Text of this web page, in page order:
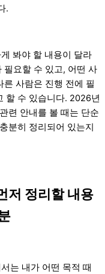
.
봐야 할 내용이 달라
필요할 수 있고, 어떤 사
사람은 진행 전에 필
할 수 있습니다. 2026년
련 안내를 볼 때는 단순
분히 정리되어 있는지
저 정리할 내용
는 내가 어떤 목적 때